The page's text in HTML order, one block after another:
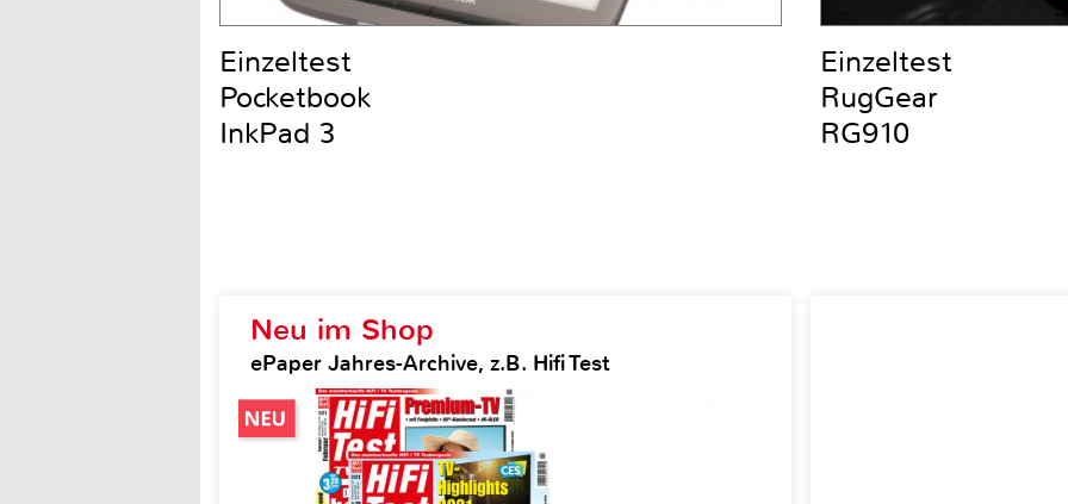
Neu im Shop
ePaper Jahres-Archive, z.B. Hifi Test
Einzeltest
Pocketbook
InkPad 3
Einzeltest
RugGear
RG910